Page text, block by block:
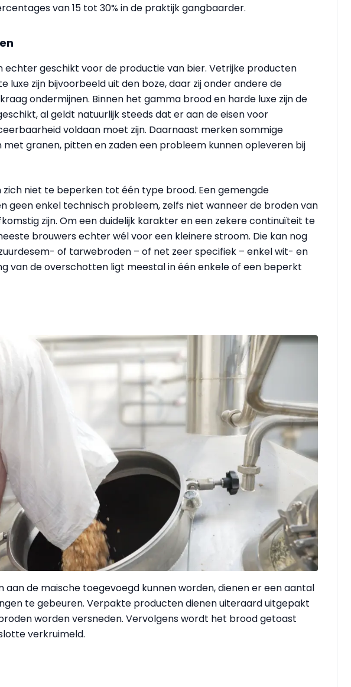
van 15 tot 30% in de praktijk gangbaarder.
echter geschikt voor de productie van bier. Vetrijke producten
luxe zijn bijvoorbeeld uit den boze, daar zij onder andere de
ondermijnen. Binnen het gamma brood en harde luxe zijn de
al geldt natuurlijk steeds dat er aan de eisen voor
voldaan moet zijn. Daarnaast merken sommige
granen, pitten en zaden een probleem kunnen opleveren bij
niet te beperken tot één type brood. Een gemengde
geen enkel technisch probleem, zelfs niet wanneer de broden van
zijn. Om een duidelijk karakter en een zekere continuïteit te
brouwers echter wél voor een kleinere stroom. Die kan nog
of tarwebroden – of net zeer specifiek – enkel wit- en
van de overschotten ligt meestal in één enkele of een beperkt
de maische toe­gevoegd kunnen worden, dienen er een aantal
te ge­beuren. Verpakte producten dienen uiteraard uitgepakt
worden versneden. Vervolgens wordt het brood getoast
verkruimeld.